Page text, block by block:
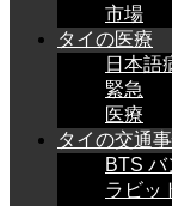
市場
タイの医療
日本語
緊急
医療
タイの交通
BTS
ラビッ